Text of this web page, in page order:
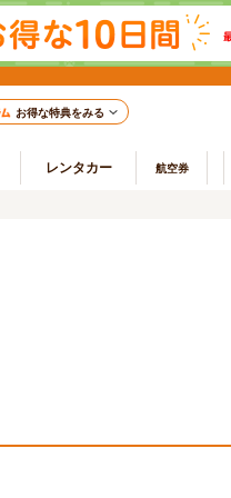
お得な特典をみる
レンタカー 航空券